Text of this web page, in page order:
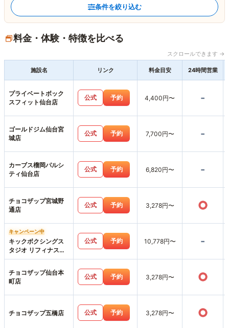
条件を絞り込む
料金・体験・特徴を比べる
スクロールできます →
施設名 リンク 料金目安 24時間営業
プライベートボック
スフィット仙台店
公式 予約 4,400円〜 -
ゴールドジム仙台宮
城店
公式 予約 7,700円〜 -
カーブス榴岡パルシ
ティ仙台店
公式 予約 6,820円〜 -
チョコザップ宮城野
通店
公式 予約 3,278円〜 ○
キャンペーン中
キックボクシングス
タジオ リフィナス仙
台店
公式 予約 10,778円〜 -
チョコザップ仙台本
町店
公式 予約 3,278円〜 ○
チョコザップ五橋店 公式 予約 3,278円〜 ○